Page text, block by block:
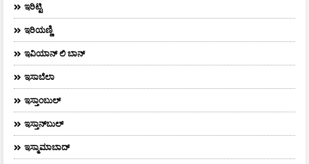
ಇರಿಟ್ಟಿ
ಇರಿಯಣ್ಣಿ
ಇವಿಯಾನ್‌ ಲಿ ಬಾನ್‌
ಇಸಾಬೆಲಾ
ಇಸ್ತಾಂಬುಲ್
ಇಸ್ತಾನ್‌ಬುಲ್‌
ಇಸ್ಮಾಮಾಬಾದ್